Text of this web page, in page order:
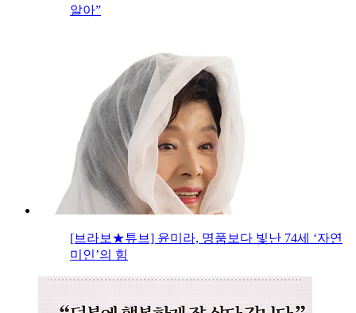
알아”
[브라보★튜브] 윤미라, 명품보다 빛난 74세 ‘자연
미인’의 힘